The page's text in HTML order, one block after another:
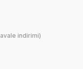
indirimi)